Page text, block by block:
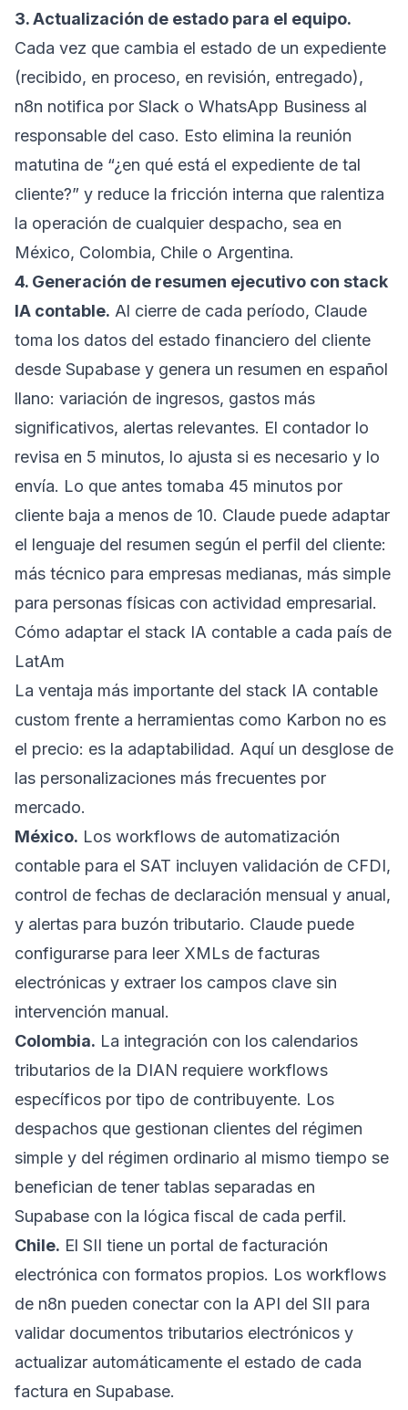
3. Actualización de estado para el equipo.
Cada vez que cambia el estado de un expediente
(recibido, en proceso, en revisión, entregado),
n8n notifica por Slack o WhatsApp Business al
responsable del caso. Esto elimina la reunión
matutina de “¿en qué está el expediente de tal
cliente?” y reduce la fricción interna que ralentiza
la operación de cualquier despacho, sea en
México, Colombia, Chile o Argentina.
4. Generación de resumen ejecutivo con stack
IA contable. Al cierre de cada período, Claude
toma los datos del estado financiero del cliente
desde Supabase y genera un resumen en español
llano: variación de ingresos, gastos más
significativos, alertas relevantes. El contador lo
revisa en 5 minutos, lo ajusta si es necesario y lo
envía. Lo que antes tomaba 45 minutos por
cliente baja a menos de 10. Claude puede adaptar
el lenguaje del resumen según el perfil del cliente:
más técnico para empresas medianas, más simple
para personas físicas con actividad empresarial.
Cómo adaptar el stack IA contable a cada país de
LatAm
La ventaja más importante del stack IA contable
custom frente a herramientas como Karbon no es
el precio: es la adaptabilidad. Aquí un desglose de
las personalizaciones más frecuentes por
mercado.
México. Los workflows de automatización
contable para el SAT incluyen validación de CFDI,
control de fechas de declaración mensual y anual,
y alertas para buzón tributario. Claude puede
configurarse para leer XMLs de facturas
electrónicas y extraer los campos clave sin
intervención manual.
Colombia. La integración con los calendarios
tributarios de la DIAN requiere workflows
específicos por tipo de contribuyente. Los
despachos que gestionan clientes del régimen
simple y del régimen ordinario al mismo tiempo se
benefician de tener tablas separadas en
Supabase con la lógica fiscal de cada perfil.
Chile. El SII tiene un portal de facturación
electrónica con formatos propios. Los workflows
de n8n pueden conectar con la API del SII para
validar documentos tributarios electrónicos y
actualizar automáticamente el estado de cada
factura en Supabase.